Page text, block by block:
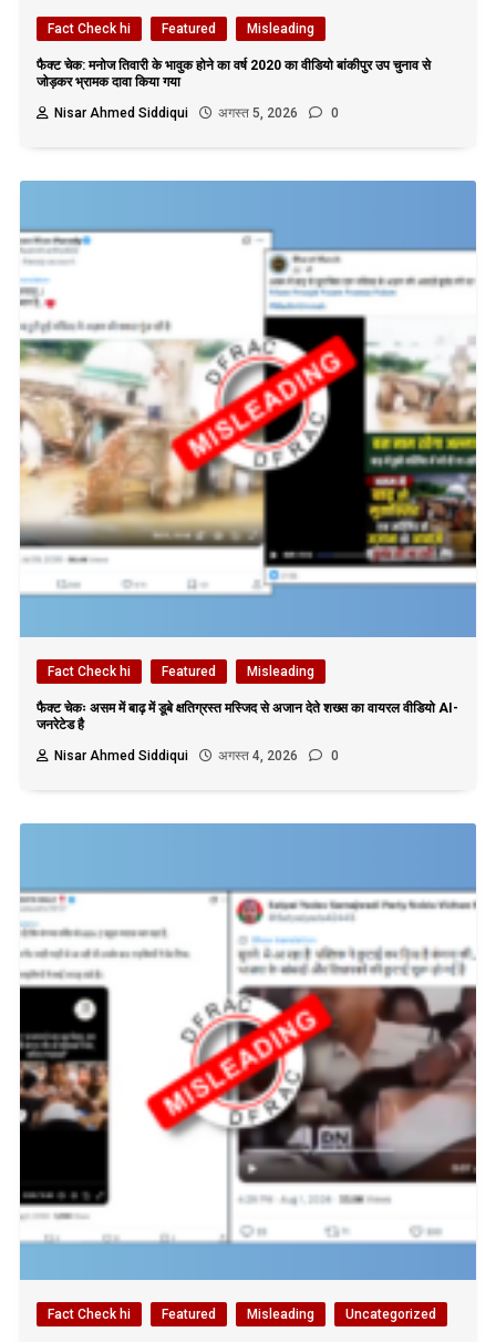
Fact Check hi Featured Misleading
फैक्ट चेक: मनोज तिवारी के भावुक होने का वर्ष 2020 का वीडियो बांकीपुर उप चुनाव से
जोड़कर भ्रामक दावा किया गया
Nisar Ahmed Siddiqui
अगस्त 5, 2026 0
Fact Check hi Featured Misleading
फैक्ट चेकः असम में बाढ़ में डूबे क्षतिग्रस्त मस्जिद से अजान देते शख्स का वायरल वीडियो AI-
जनरेटेड है
Nisar Ahmed Siddiqui
अगस्त 4, 2026 0
Fact Check hi Featured Misleading Uncategorized